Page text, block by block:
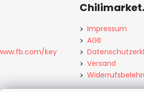
key
Impressum
AGB
Versand